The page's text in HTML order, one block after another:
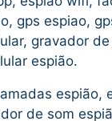
gps espiao,
gravador
espião.
espião,
de som